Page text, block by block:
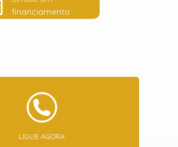
financiamento
LIGUE AGORA